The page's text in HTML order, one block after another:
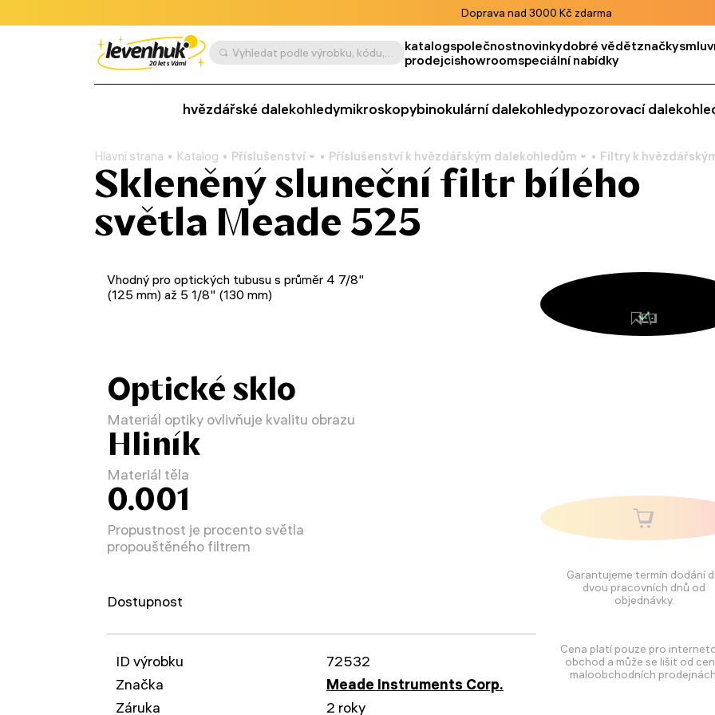
Doprava nad 3000 Kč zdarma
Vyhledat podle výrobku, kódu, kategorie apod. katalogspolečnostnovinkydobré vědětznačky
prodejcishowroomspeciální nabídky
hvězdářské dalekohledymikroskopybinokulární dalekohledypozorovací
Hlavní strana Katalog Příslušenství Příslušenství k hvězdářským dalekohledům Filtry k
Skleněný sluneční filtr bílého
světla Meade 525
Garantujeme termín dodání
dvou pracovních dnů od
objednávky.
Cena platí pouze pro
obchod a může se lišit od
maloobchodních
Vhodný pro optických tubusu s průměr 4 7/8"
(125 mm) až 5 1/8" (130 mm)
Optické sklo
Materiál optiky ovlivňuje kvalitu obrazu
Hliník
Materiál těla
0.001
Propustnost je procento světla
propouštěného filtrem
Dostupnost
ID výrobku
72532
Značka
Meade Instruments Corp.
Záruka
2 roky